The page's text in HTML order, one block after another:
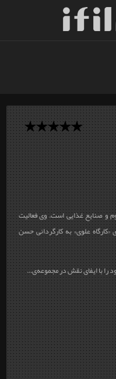
و صنایع غذایی است. وی فعالیت
در مجموعه‌ی «کارگاه علوی» به کارگردانی حسن